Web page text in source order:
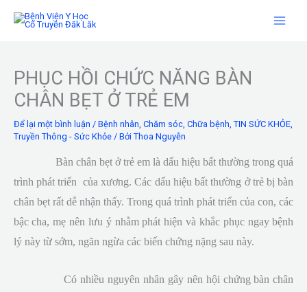
PHỤC HỒI CHỨC NĂNG BÀN
CHÂN BẸT Ở TRẺ EM
Để lại một bình luận / Bệnh nhân, Chăm sóc, Chữa bệnh, TIN SỨC KHỎE,
Truyền Thông - Sức Khỏe/ Bởi Thoa Nguyễn
Bàn chân bẹt ở trẻ em là dấu hiệu bất thường trong quá
trình phát triển của xương. Các dấu hiệu bất thường ở trẻ bị bàn
chân bẹt rất dễ nhận thấy. Trong quá trình phát triển của con, các
bậc cha, mẹ nên lưu ý nhằm phát hiện và khắc phục ngay bệnh
lý này từ sớm, ngăn ngừa các biến chứng nặng sau này.
Có nhiều nguyên nhân gây nên hội chứng bàn chân